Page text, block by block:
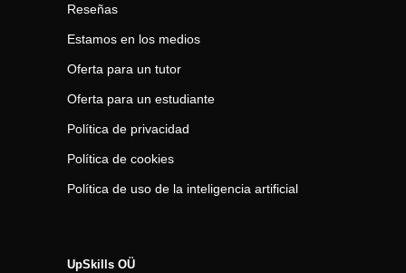
Reseñas
Estamos en los medios
Oferta para un tutor
Oferta para un estudiante
Política de privacidad
Política de cookies
Política de uso de la inteligencia artificial
UpSkills OÜ